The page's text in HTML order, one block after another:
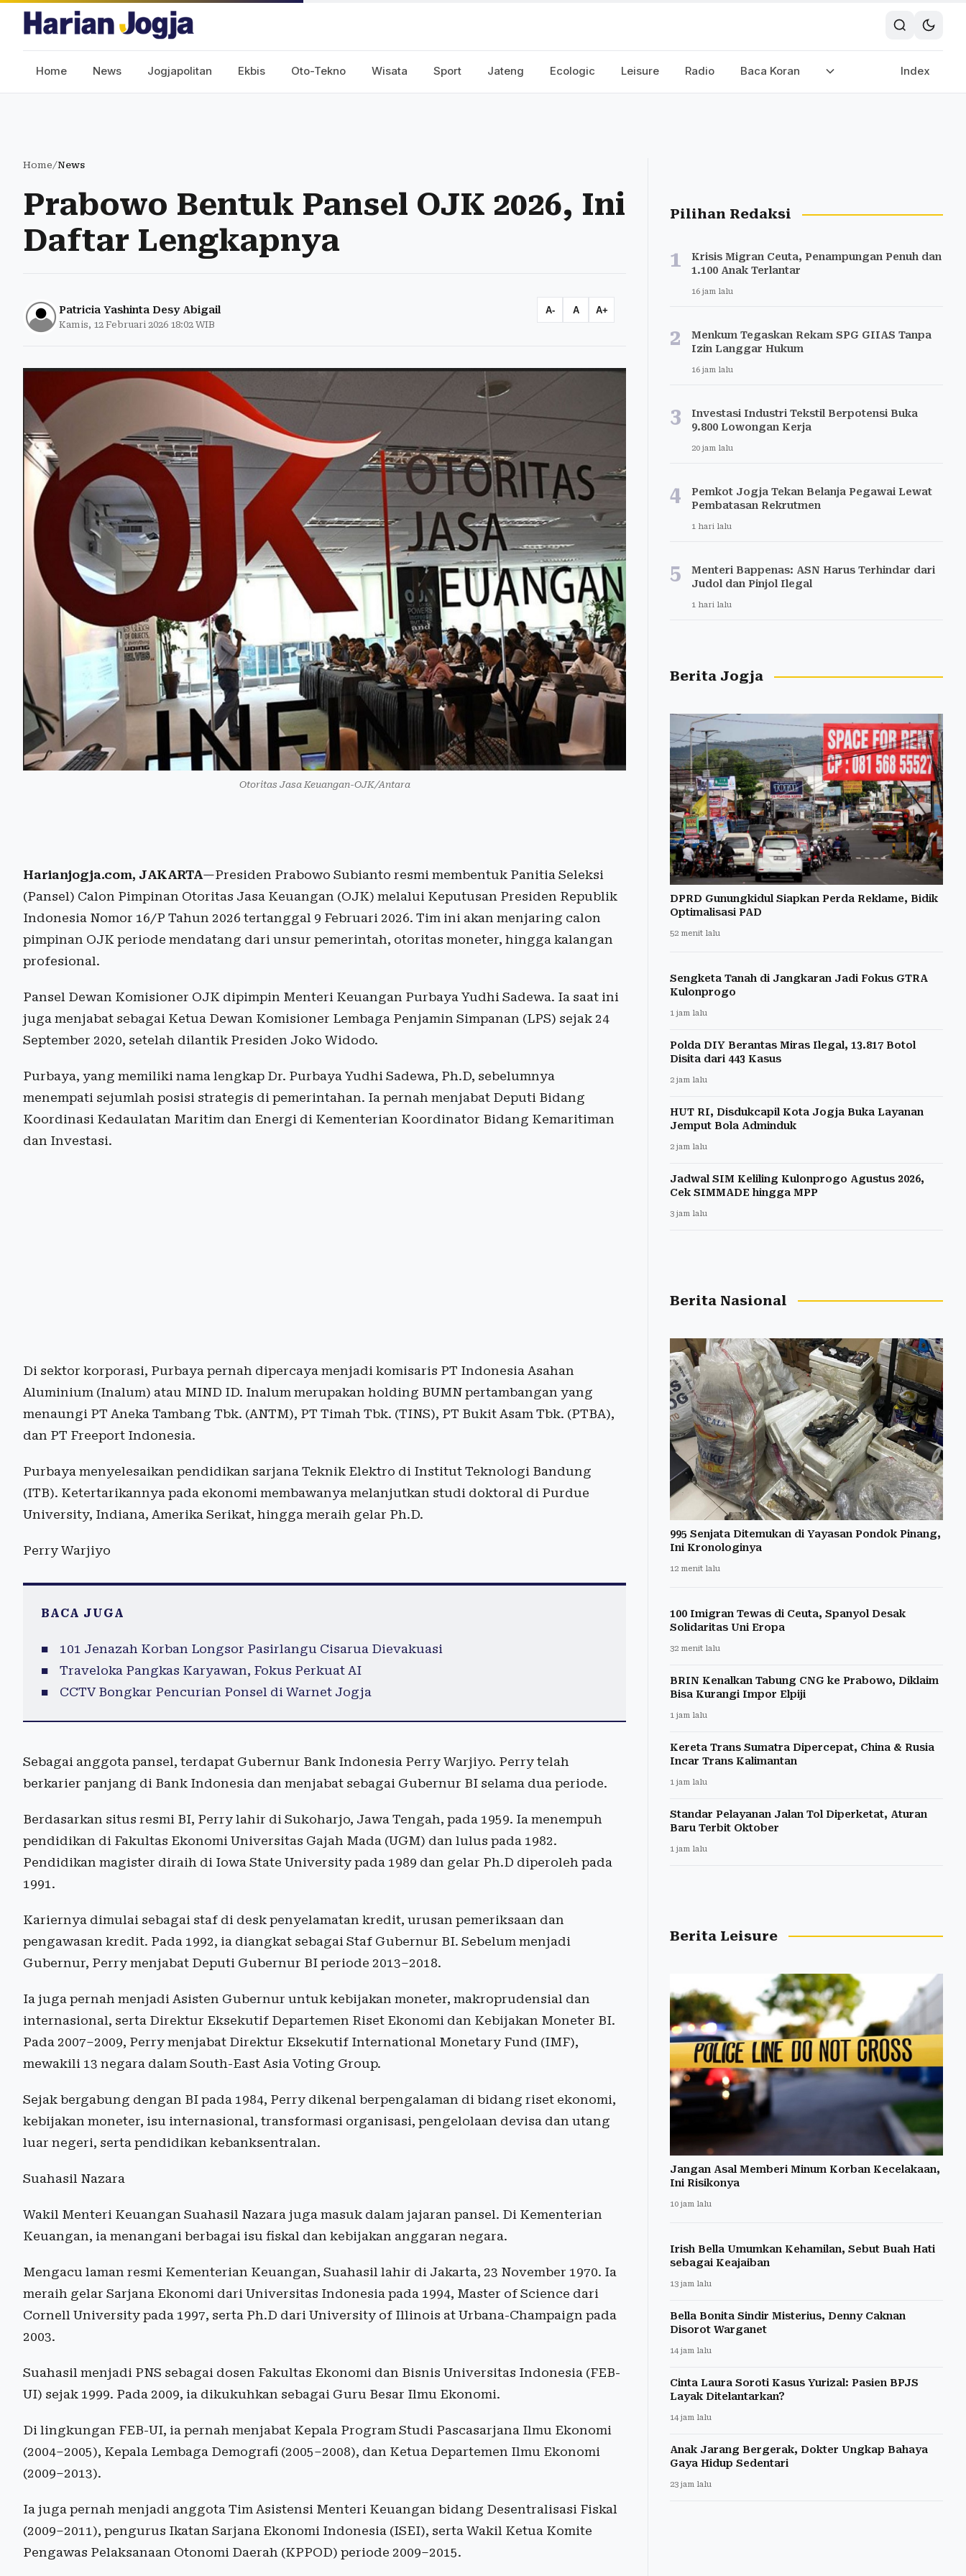
Home News Jogjapolitan Ekbis Oto-Tekno Wisata Sport Jateng Ecologic Leisure Radio Baca Koran Index
Home/News
Prabowo Bentuk Pansel OJK 2026, Ini
Daftar Lengkapnya
Patricia Yashinta Desy Abigail
Kamis, 12 Februari 2026 18:02 WIB
A- A A+
Otoritas Jasa Keuangan-OJK/Antara
Harianjogja.com, JAKARTA—Presiden Prabowo Subianto resmi membentuk Panitia Seleksi
(Pansel) Calon Pimpinan Otoritas Jasa Keuangan (OJK) melalui Keputusan Presiden Republik
Indonesia Nomor 16/P Tahun 2026 tertanggal 9 Februari 2026. Tim ini akan menjaring calon
pimpinan OJK periode mendatang dari unsur pemerintah, otoritas moneter, hingga kalangan
profesional.
Pansel Dewan Komisioner OJK dipimpin Menteri Keuangan Purbaya Yudhi Sadewa. Ia saat ini
juga menjabat sebagai Ketua Dewan Komisioner Lembaga Penjamin Simpanan (LPS) sejak 24
September 2020, setelah dilantik Presiden Joko Widodo.
Purbaya, yang memiliki nama lengkap Dr. Purbaya Yudhi Sadewa, Ph.D, sebelumnya
menempati sejumlah posisi strategis di pemerintahan. Ia pernah menjabat Deputi Bidang
Koordinasi Kedaulatan Maritim dan Energi di Kementerian Koordinator Bidang Kemaritiman
dan Investasi.
Di sektor korporasi, Purbaya pernah dipercaya menjadi komisaris PT Indonesia Asahan
Aluminium (Inalum) atau MIND ID. Inalum merupakan holding BUMN pertambangan yang
menaungi PT Aneka Tambang Tbk. (ANTM), PT Timah Tbk. (TINS), PT Bukit Asam Tbk. (PTBA),
dan PT Freeport Indonesia.
Purbaya menyelesaikan pendidikan sarjana Teknik Elektro di Institut Teknologi Bandung
(ITB). Ketertarikannya pada ekonomi membawanya melanjutkan studi doktoral di Purdue
University, Indiana, Amerika Serikat, hingga meraih gelar Ph.D.
Perry Warjiyo
BACA JUGA
101 Jenazah Korban Longsor Pasirlangu Cisarua Dievakuasi
Traveloka Pangkas Karyawan, Fokus Perkuat AI
CCTV Bongkar Pencurian Ponsel di Warnet Jogja
Sebagai anggota pansel, terdapat Gubernur Bank Indonesia Perry Warjiyo. Perry telah
berkarier panjang di Bank Indonesia dan menjabat sebagai Gubernur BI selama dua periode.
Berdasarkan situs resmi BI, Perry lahir di Sukoharjo, Jawa Tengah, pada 1959. Ia menempuh
pendidikan di Fakultas Ekonomi Universitas Gajah Mada (UGM) dan lulus pada 1982.
Pendidikan magister diraih di Iowa State University pada 1989 dan gelar Ph.D diperoleh pada
1991.
Kariernya dimulai sebagai staf di desk penyelamatan kredit, urusan pemeriksaan dan
pengawasan kredit. Pada 1992, ia diangkat sebagai Staf Gubernur BI. Sebelum menjadi
Gubernur, Perry menjabat Deputi Gubernur BI periode 2013–2018.
Ia juga pernah menjadi Asisten Gubernur untuk kebijakan moneter, makroprudensial dan
internasional, serta Direktur Eksekutif Departemen Riset Ekonomi dan Kebijakan Moneter BI.
Pada 2007–2009, Perry menjabat Direktur Eksekutif International Monetary Fund (IMF),
mewakili 13 negara dalam South-East Asia Voting Group.
Sejak bergabung dengan BI pada 1984, Perry dikenal berpengalaman di bidang riset ekonomi,
kebijakan moneter, isu internasional, transformasi organisasi, pengelolaan devisa dan utang
luar negeri, serta pendidikan kebanksentralan.
Suahasil Nazara
Wakil Menteri Keuangan Suahasil Nazara juga masuk dalam jajaran pansel. Di Kementerian
Keuangan, ia menangani berbagai isu fiskal dan kebijakan anggaran negara.
Mengacu laman resmi Kementerian Keuangan, Suahasil lahir di Jakarta, 23 November 1970. Ia
meraih gelar Sarjana Ekonomi dari Universitas Indonesia pada 1994, Master of Science dari
Cornell University pada 1997, serta Ph.D dari University of Illinois at Urbana-Champaign pada
2003.
Suahasil menjadi PNS sebagai dosen Fakultas Ekonomi dan Bisnis Universitas Indonesia (FEB-
UI) sejak 1999. Pada 2009, ia dikukuhkan sebagai Guru Besar Ilmu Ekonomi.
Di lingkungan FEB-UI, ia pernah menjabat Kepala Program Studi Pascasarjana Ilmu Ekonomi
(2004–2005), Kepala Lembaga Demografi (2005–2008), dan Ketua Departemen Ilmu Ekonomi
(2009–2013).
Ia juga pernah menjadi anggota Tim Asistensi Menteri Keuangan bidang Desentralisasi Fiskal
(2009–2011), pengurus Ikatan Sarjana Ekonomi Indonesia (ISEI), serta Wakil Ketua Komite
Pengawas Pelaksanaan Otonomi Daerah (KPPOD) periode 2009–2015.
Pilihan Redaksi
1
Krisis Migran Ceuta, Penampungan Penuh dan
1.100 Anak Terlantar
16 jam lalu
2
Menkum Tegaskan Rekam SPG GIIAS Tanpa
Izin Langgar Hukum
16 jam lalu
3
Investasi Industri Tekstil Berpotensi Buka
9.800 Lowongan Kerja
20 jam lalu
4
Pemkot Jogja Tekan Belanja Pegawai Lewat
Pembatasan Rekrutmen
1 hari lalu
5
Menteri Bappenas: ASN Harus Terhindar dari
Judol dan Pinjol Ilegal
1 hari lalu
Berita Jogja
DPRD Gunungkidul Siapkan Perda Reklame, Bidik
Optimalisasi PAD
52 menit lalu
Sengketa Tanah di Jangkaran Jadi Fokus GTRA
Kulonprogo
1 jam lalu
Polda DIY Berantas Miras Ilegal, 13.817 Botol
Disita dari 443 Kasus
2 jam lalu
HUT RI, Disdukcapil Kota Jogja Buka Layanan
Jemput Bola Adminduk
2 jam lalu
Jadwal SIM Keliling Kulonprogo Agustus 2026,
Cek SIMMADE hingga MPP
3 jam lalu
Berita Nasional
995 Senjata Ditemukan di Yayasan Pondok Pinang,
Ini Kronologinya
12 menit lalu
100 Imigran Tewas di Ceuta, Spanyol Desak
Solidaritas Uni Eropa
32 menit lalu
BRIN Kenalkan Tabung CNG ke Prabowo, Diklaim
Bisa Kurangi Impor Elpiji
1 jam lalu
Kereta Trans Sumatra Dipercepat, China & Rusia
Incar Trans Kalimantan
1 jam lalu
Standar Pelayanan Jalan Tol Diperketat, Aturan
Baru Terbit Oktober
1 jam lalu
Berita Leisure
Jangan Asal Memberi Minum Korban Kecelakaan,
Ini Risikonya
10 jam lalu
Irish Bella Umumkan Kehamilan, Sebut Buah Hati
sebagai Keajaiban
13 jam lalu
Bella Bonita Sindir Misterius, Denny Caknan
Disorot Warganet
14 jam lalu
Cinta Laura Soroti Kasus Yurizal: Pasien BPJS
Layak Ditelantarkan?
14 jam lalu
Anak Jarang Bergerak, Dokter Ungkap Bahaya
Gaya Hidup Sedentari
23 jam lalu